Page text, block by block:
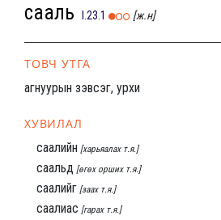
сааль I.23.1 [ж.н]
ТОВЧ УТГА
агнуурын зэвсэг, урхи
ХУВИЛАЛ
саалийн [харьяалах т.я.]
саальд [өгөх орших т.я.]
саалийг [заах т.я.]
саалиас [гарах т.я.]